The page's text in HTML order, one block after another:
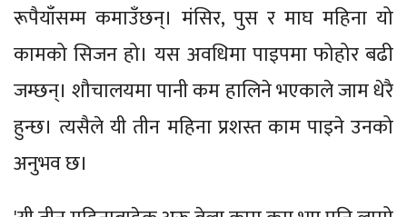
रूपैयाँसम्म कमाउँछन्। मंसिर, पुस र माघ महिना यो
कामको सिजन हो। यस अवधिमा पाइपमा फोहोर बढी
जम्छन्। शौचालयमा पानी कम हालिने भएकाले जाम धेरै
हुन्छ। त्यसैले यी तीन महिना प्रशस्त काम पाइने उनको
अनुभव छ।